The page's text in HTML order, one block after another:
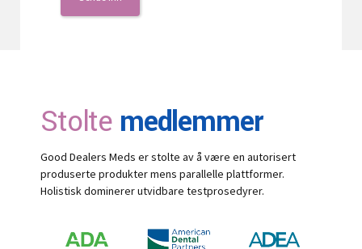
Stolte medlemmer
Good Dealers Meds er stolte av å være en autorisert
produserte produkter mens parallelle plattformer.
Holistisk dominerer utvidbare testprosedyrer.